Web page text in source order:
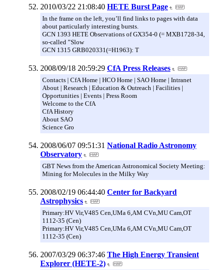
2010/03/22 21:08:40 HETE Burst Page
In the frame on the left, you’ll find links to pages with data
about particularly interesting bursts.
GCN 1393 HETE Observations of GX354-0 (= MXB1728-34,
so-called ”Slow
GCN 1315 GRB020331(=H1963): T
2008/09/18 20:59:29 CfA Press Releases
Contacts | CfA Home | HCO Home | SAO Home | Intranet
About | Research | Education & Outreach | Facilities |
Opportunities | Events | Press Room
Welcome to the CfA
CfA History
About SAO
Science Gro
2008/06/07 09:51:31 National Radio Astronomy
Observatory
GBT News from the American Astronomical Society Meeting:
Mining for Molecules in the Milky Way
2008/02/19 06:44:40 Center for Backyard
Astrophysics
Primary:HV Vir,V485 Cen,UMa 6,AM CVn,MU Cam,OT
1112-35 (Cen)
Primary:HV Vir,V485 Cen,UMa 6,AM CVn,MU Cam,OT
1112-35 (Cen)
2007/03/29 06:37:46 The High Energy Transient
Explorer (HETE-2)